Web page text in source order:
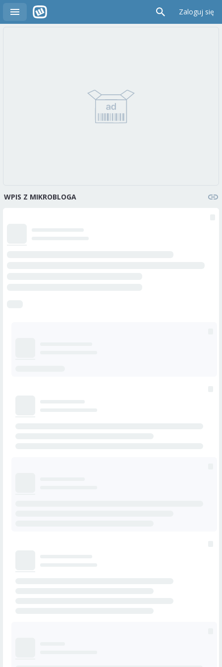
Zaloguj się
WPIS Z MIKROBLOGA